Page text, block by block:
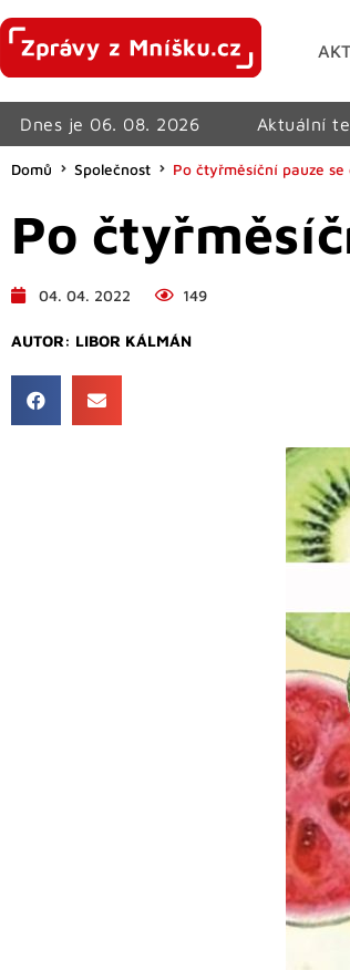
Dnes je 06. 08. 2026 Aktuální
Domů Společnost Po čtyřměsíční pauze
Po
04. 04. 2022 149
AUTOR: LIBOR KÁLMÁN